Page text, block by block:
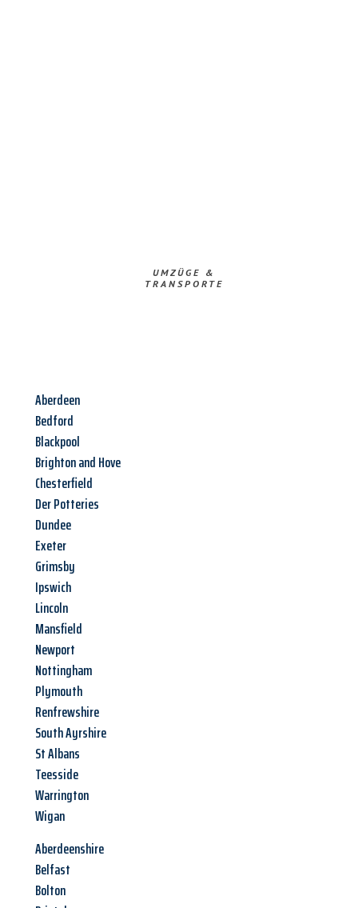
UMZÜGE &
TRANSPORTE
Aberdeen
Bedford
Blackpool
Brighton and Hove
Chesterfield
Der Potteries
Dundee
Exeter
Grimsby
Ipswich
Lincoln
Mansfield
Newport
Nottingham
Plymouth
Renfrewshire
South Ayrshire
St Albans
Teesside
Warrington
Wigan
Aberdeenshire
Belfast
Bolton